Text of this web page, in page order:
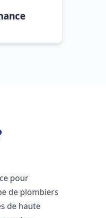
pour
de plombiers
de haute